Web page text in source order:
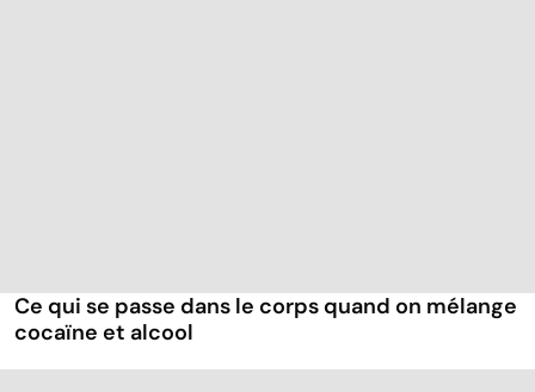
Ce qui se passe dans le corps quand on mélange
cocaïne et alcool